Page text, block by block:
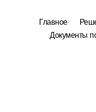
Главное
Документы